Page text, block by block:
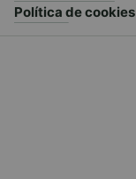
Política de cookies